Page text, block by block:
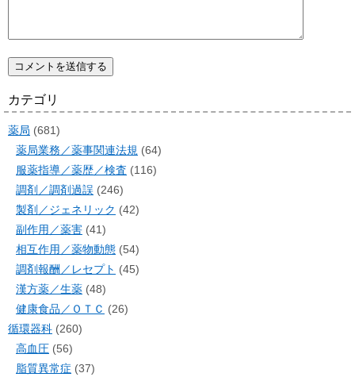
カテゴリ
薬局 (681)
薬局業務／薬事関連法規 (64)
服薬指導／薬歴／検査 (116)
調剤／調剤過誤 (246)
製剤／ジェネリック (42)
副作用／薬害 (41)
相互作用／薬物動態 (54)
調剤報酬／レセプト (45)
漢方薬／生薬 (48)
健康食品／ＯＴＣ (26)
循環器科 (260)
高血圧 (56)
脂質異常症 (37)